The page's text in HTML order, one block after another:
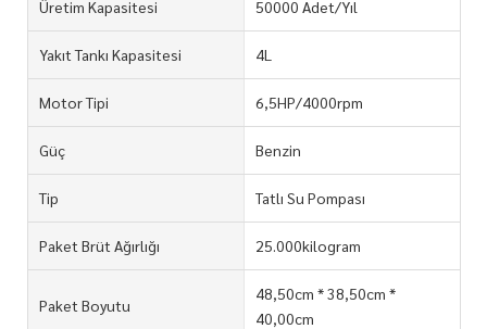
Üretim Kapasitesi 50000 Adet/Yıl
Yakıt Tankı Kapasitesi 4L
Motor Tipi 6,5HP/4000rpm
Güç Benzin
Tip Tatlı Su Pompası
Paket Brüt Ağırlığı 25.000kilogram
Paket Boyutu
48,50cm * 38,50cm *
40,00cm